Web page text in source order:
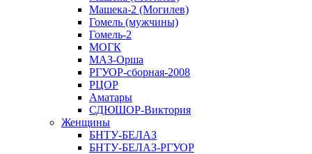
Машека-2 (Могилев)
Гомель (мужчины)
Гомель-2
МОГК
МАЗ-Орша
РГУОР-сборная-2008
РЦОР
Аматары
СДЮШОР-Виктория
Женщины
БНТУ-БЕЛАЗ
БНТУ-БЕЛАЗ-РГУОР